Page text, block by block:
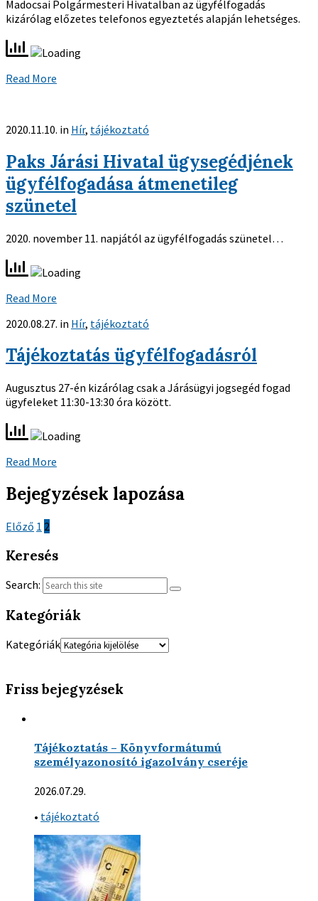
Madocsai Polgármesteri Hivatalban az ügyfélfogadás
kizárólag előzetes telefonos egyeztetés alapján lehetséges.
Read More
2020.11.10. in Hír, tájékoztató
Paks Járási Hivatal ügysegédjének
ügyfélfogadása átmenetileg
szünetel
2020. november 11. napjától az ügyfélfogadás szünetel…
Read More
2020.08.27. in Hír, tájékoztató
Tájékoztatás ügyfélfogadásról
Augusztus 27-én kizárólag csak a Járásügyi jogsegéd fogad
ügyfeleket 11:30-13:30 óra között.
Read More
Bejegyzések lapozása
Előző 1 2
Keresés
Search:
Kategóriák
Kategóriák
Friss bejegyzések
Tájékoztatás – Könyvformátumú
személyazonosító igazolvány cseréje
2026.07.29.
• tájékoztató